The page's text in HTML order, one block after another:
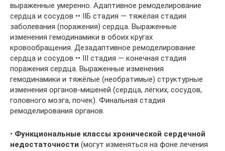
выраженные умеренно. Адаптивное ремоделирование
сердца и сосудов •• IIБ стадия — тяжёлая стадия
заболевания (поражения) сердца. Выраженные
изменения гемодинамики в обоих кругах
кровообращения. Дезадаптивное ремоделирование
сердца и сосудов •• III стадия — конечная стадия
поражения сердца. Выраженные изменения
гемодинамики и тяжёлые (необратимые) структурные
изменения органов-мишеней (сердца, лёгких, сосудов,
головного мозга, почек). Финальная стадия
ремоделирования органов.
• Функциональные классы хронической сердечной
недостаточности (могут изменяться на фоне лечения